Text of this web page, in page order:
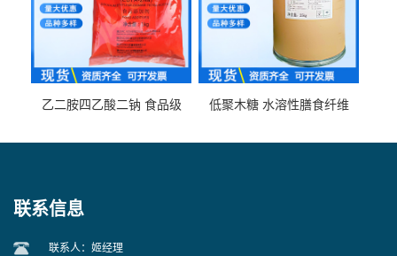
乙二胺四乙酸二钠 食品级
低聚木糖 水溶性膳食纤维
联系信息
联系人：姬经理